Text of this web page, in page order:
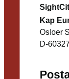
Kap
Osloer
D-